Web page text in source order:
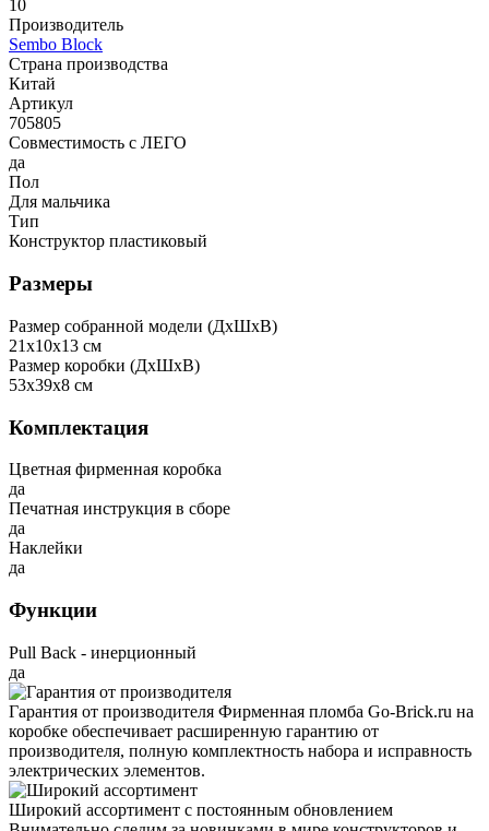
10
Производитель
Sembo Block
Страна производства
Китай
Артикул
705805
Совместимость с ЛЕГО
да
Пол
Для мальчика
Тип
Конструктор пластиковый
Размеры
Размер собранной модели (ДxШxВ)
21x10x13 см
Размер коробки (ДxШxВ)
53x39x8 см
Комплектация
Цветная фирменная коробка
да
Печатная инструкция в сборе
да
Наклейки
да
Функции
Pull Back - инерционный
да
Гарантия от производителя Фирменная пломба Go-Brick.ru на
коробке обеспечивает расширенную гарантию от
производителя, полную комплектность набора и исправность
электрических элементов.
Широкий ассортимент с постоянным обновлением